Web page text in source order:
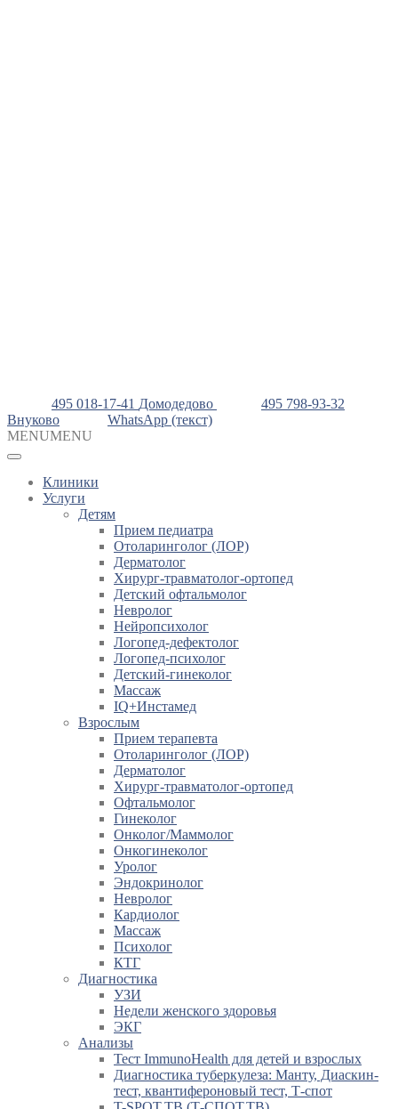
495 018-17-41 Домодедово
495 798-93-32
Внуково
WhatsApp (текст)
MENUMENU
Клиники
Услуги
Детям
Прием педиатра
Отоларинголог (ЛОР)
Дерматолог
Хирург-травматолог-ортопед
Детский офтальмолог
Невролог
Нейропсихолог
Логопед-дефектолог
Логопед-психолог
Детский-гинеколог
Массаж
IQ+Инстамед
Взрослым
Прием терапевта
Отоларинголог (ЛОР)
Дерматолог
Хирург-травматолог-ортопед
Офтальмолог
Гинеколог
Онколог/Маммолог
Онкогинеколог
Уролог
Эндокринолог
Невролог
Кардиолог
Массаж
Психолог
КТГ
Диагностика
УЗИ
Недели женского здоровья
ЭКГ
Анализы
Тест ImmunoHealth для детей и взрослых
Диагностика туберкулеза: Манту, Диаскин-
тест, квантифероновый тест, Т-спот